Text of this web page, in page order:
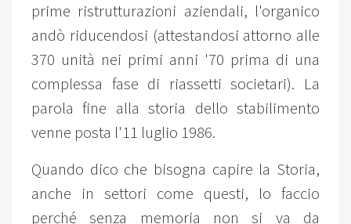
prime ristrutturazioni aziendali, l'organico
andò riducendosi (attestandosi attorno alle
370 unità nei primi anni '70 prima di una
complessa fase di riassetti societari). La
parola fine alla storia dello stabilimento
venne posta l'11 luglio 1986.
Quando dico che bisogna capire la Storia,
anche in settori come questi, lo faccio
perché senza memoria non si va da